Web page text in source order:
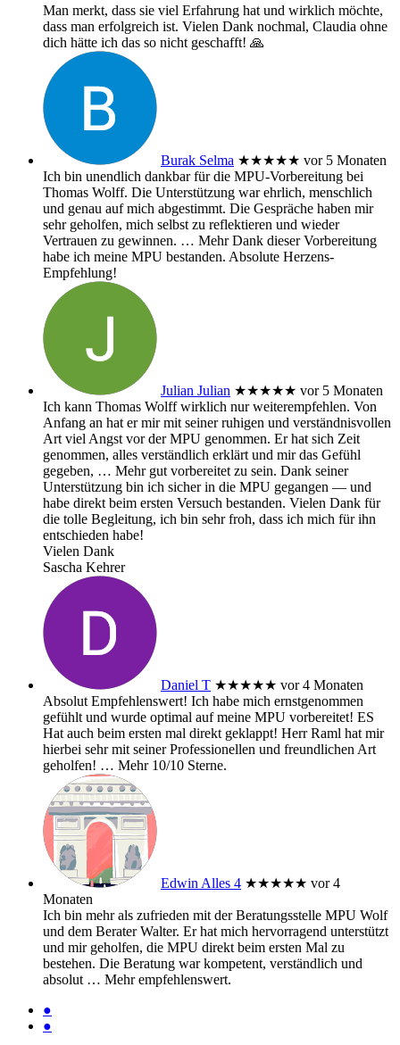
Man merkt, dass sie viel Erfahrung hat und wirklich möchte,
dass man erfolgreich ist. Vielen Dank nochmal, Claudia ohne
dich hätte ich das so nicht geschafft! 🙏
Burak Selma ★★★★★ vor 5 Monaten
Ich bin unendlich dankbar für die MPU-Vorbereitung bei
Thomas Wolff. Die Unterstützung war ehrlich, menschlich
und genau auf mich abgestimmt. Die Gespräche haben mir
sehr geholfen, mich selbst zu reflektieren und wieder
Vertrauen zu gewinnen. … MehrDank dieser Vorbereitung
habe ich meine MPU bestanden. Absolute Herzens-
Empfehlung!
Julian Julian ★★★★★ vor 5 Monaten
Ich kann Thomas Wolff wirklich nur weiterempfehlen. Von
Anfang an hat er mir mit seiner ruhigen und verständnisvollen
Art viel Angst vor der MPU genommen. Er hat sich Zeit
genommen, alles verständlich erklärt und mir das Gefühl
gegeben, … Mehrgut vorbereitet zu sein. Dank seiner
Unterstützung bin ich sicher in die MPU gegangen — und
habe direkt beim ersten Versuch bestanden. Vielen Dank für
die tolle Begleitung, ich bin sehr froh, dass ich mich für ihn
entschieden habe!
Vielen Dank
Sascha Kehrer
Daniel T ★★★★★ vor 4 Monaten
Absolut Empfehlenswert! Ich habe mich ernstgenommen
gefühlt und wurde optimal auf meine MPU vorbereitet! ES
Hat auch beim ersten mal direkt geklappt! Herr Raml hat mir
hierbei sehr mit seiner Professionellen und freundlichen Art
geholfen! … Mehr10/10 Sterne.
Edwin Alles 4 ★★★★★ vor 4
Monaten
Ich bin mehr als zufrieden mit der Beratungsstelle MPU Wolf
und dem Berater Walter. Er hat mich hervorragend unterstützt
und mir geholfen, die MPU direkt beim ersten Mal zu
bestehen. Die Beratung war kompetent, verständlich und
absolut … Mehrempfehlenswert.
●
●